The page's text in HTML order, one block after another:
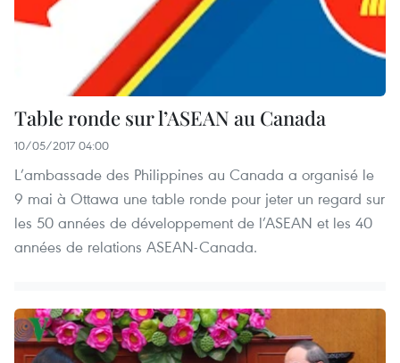
Table ronde sur l’ASEAN au Canada
10/05/2017 04:00
L’ambassade des Philippines au Canada a organisé le
9 mai à Ottawa une table ronde pour jeter un regard sur
les 50 années de développement de l’ASEAN et les 40
années de relations ASEAN-Canada.